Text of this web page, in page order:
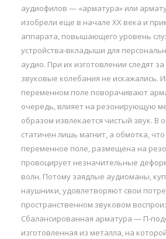
аудиофилов — «арматура» или
изобрели еще в начале ХХ века и
аппарата, повышающего уровень
устройства-вкладыши для
аудио. При их изготовлении следят
звуковые колебания не искажались.
переменном поле поворачивают
очередь, влияет на резонирующую
образом извлекается чистый звук.
статичен лишь магнит, а обмотка,
переменное поле, размещена на
провоцирует незначительные
волн. Потому заядлые аудиоманы,
наушники, удовлетворяют свои
пространственном звуковом
Сбалансированная арматура — П-
изготовленная из металла, на